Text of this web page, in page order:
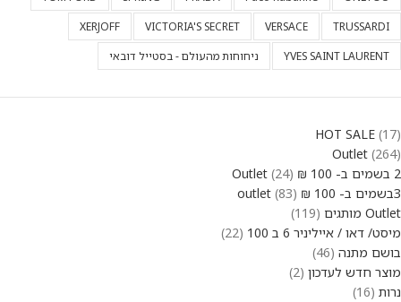
TRUSSARDI
VERSACE
VICTORIA'S SECRET
XERJOFF
YVES SAINT LAURENT
ניחוחות מהעולם - בסטייל דובאי
HOT SALE 17
Outlet 264
2 בשמים ב- 100 ₪ Outlet
24
3בשמים ב- 100 ₪ outlet
83
Outlet מותגים
119
מיסט/ דאו / אייליניר 6 ב 100
22
בושם מתנה 46
מוצר חדש לעדכון 2
נרות 16